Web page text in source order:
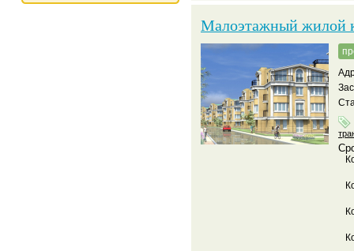
Малоэтажный жилой